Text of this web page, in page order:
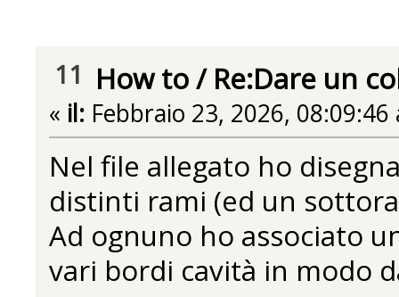
11 How to/ Re:Dare un
« il: Febbraio 23, 2026, 08:09:46
Nel file allegato ho
distinti rami (ed un
Ad ognuno ho associato
vari bordi cavità in modo